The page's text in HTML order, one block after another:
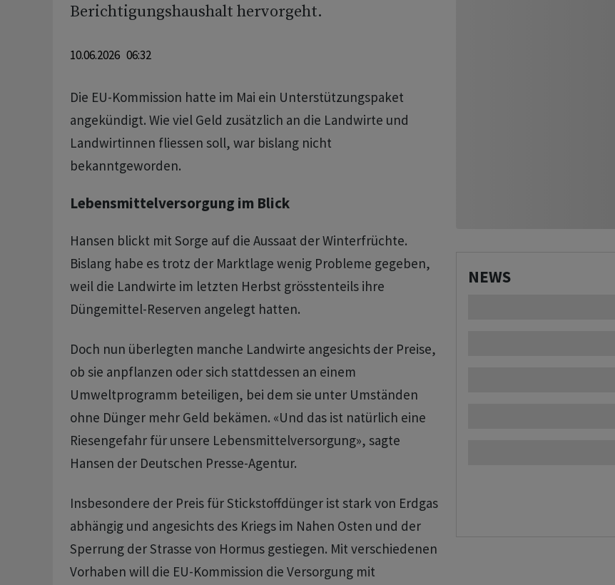
Berichtigungshaushalt hervorgeht.
10.06.2026 06:32
Die EU-Kommission hatte im Mai ein Unterstützungspaket
angekündigt. Wie viel Geld zusätzlich an die Landwirte und
Landwirtinnen fliessen soll, war bislang nicht
bekanntgeworden.
Lebensmittelversorgung im Blick
Hansen blickt mit Sorge auf die Aussaat der Winterfrüchte.
Bislang habe es trotz der Marktlage wenig Probleme gegeben,
weil die Landwirte im letzten Herbst grösstenteils ihre
Düngemittel-Reserven angelegt hatten.
Doch nun überlegten manche Landwirte angesichts der Preise,
ob sie anpflanzen oder sich stattdessen an einem
Umweltprogramm beteiligen, bei dem sie unter Umständen
ohne Dünger mehr Geld bekämen. «Und das ist natürlich eine
Riesengefahr für unsere Lebensmittelversorgung», sagte
Hansen der Deutschen Presse-Agentur.
Insbesondere der Preis für Stickstoffdünger ist stark von Erdgas
abhängig und angesichts des Kriegs im Nahen Osten und der
Sperrung der Strasse von Hormus gestiegen. Mit verschiedenen
Vorhaben will die EU-Kommission die Versorgung mit
NEWS